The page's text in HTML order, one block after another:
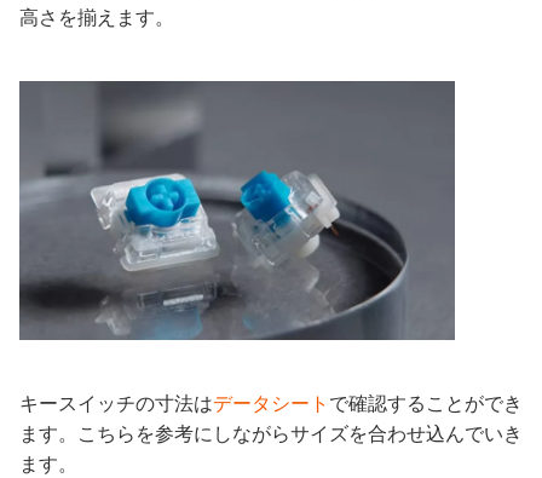
高さを揃えます。
キースイッチの寸法はデータシート で確認することができ
ます。こちらを参考にしながらサイズを合わせ込んでいき
ます。